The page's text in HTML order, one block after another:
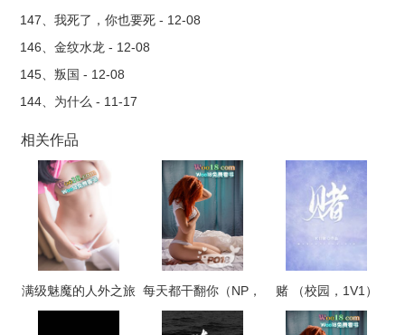
子。没想到这个比那个还过分，他长了两条小弟弟……这如何使
得，苏懒懒故技重施，连夜跑路。于是又遇到了第三个……第四
个……他们个个出得厅堂，入得厨房，就是那啥太厉害了。她一
路颠颠撞撞迷迷糊糊，越吃越“胖”，家没回去，反而是莫名其妙进
了京。捡过的狗男人汇聚一堂，盯着她鼓鼓的肚子，抢着要做她
娃的爹。瞬间多了好几个男人，懒癌症晚期患者苏懒懒欲哭无
泪，末世太难了，男人太多了，躺平也是体力活。
147、我死了，你也要死 - 12-08
146、金纹水龙 - 12-08
145、叛国 - 12-08
144、为什么 - 11-17
相关作品
满级魅魔的人外之旅 每天都干翻你（NP，
高H）
赌 （校园，1V1）